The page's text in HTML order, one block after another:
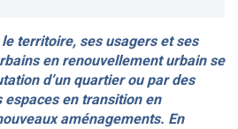
territoire, ses usagers et ses
en renouvellement urbain se
d’un quartier ou par des
espaces en transition en
aménagements. En